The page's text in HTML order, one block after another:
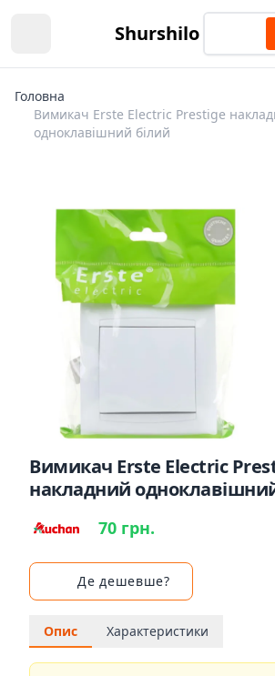
Shurshilo
Головна
Вимикач Erste Electric Prestige
одноклавішний білий
Вимикач Erste Electric
накладний
70 грн.
Де дешевше?
Опис Характеристики